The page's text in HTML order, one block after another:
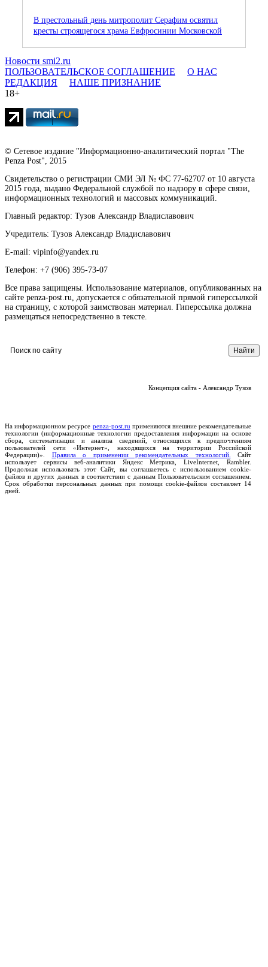
В престольный день митрополит Серафим освятил
кресты строящегося храма Евфросинии Московской
Новости smi2.ru
ПОЛЬЗОВАТЕЛЬСКОЕ СОГЛАШЕНИЕ
О НАС
РЕДАКЦИЯ
НАШЕ ПРИЗНАНИЕ
18+
© Сетевое издание "Информационно-аналитический портал "The
Penza Post", 2015
Свидетельство о регистрации СМИ ЭЛ № ФС 77-62707 от 10 августа
2015 года, выдано Федеральной службой по надзору в сфере связи,
информационных технологий и массовых коммуникаций.
Главный редактор: Тузов Александр Владиславович
Учредитель: Тузов Александр Владиславович
E-mail: vipinfo@yandex.ru
Телефон: +7 (906) 395-73-07
Все права защищены. Использование материалов, опубликованных на
сайте penza-post.ru, допускается с обязательной прямой гиперссылкой
на страницу, с которой заимствован материал. Гиперссылка должна
размещаться непосредственно в тексте.
Концепция сайта - Александр Тузов
На информационном ресурсе penza-post.ru применяются внешние рекомендательные
технологии (информационные технологии предоставления информации на основе
сбора, систематизации и анализа сведений, относящихся к предпочтениям
пользователей сети «Интернет», находящихся на территории Российской
Федерации)». Правила о применении рекомендательных технологий.
Сайт
использует сервисы веб-аналитики Яндекс Метрика, LiveInternet, Rambler.
Продолжая использовать этот Сайт, вы соглашаетесь с использованием cookie-
файлов и других данных в соответствии с данным Пользовательским соглашением.
Срок обработки персональных данных при помощи cookie-файлов составляет 14
дней.